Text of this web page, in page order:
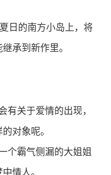
日的南方小岛上，将
承到新作里。
有关于爱情的出现，
对象呢。
个霸气侧漏的大姐姐
情人。